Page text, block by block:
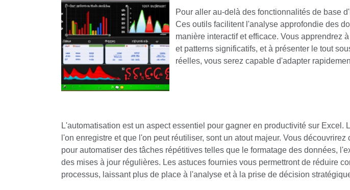
Pour aller au-delà des fonctionnalités de base
Ces outils facilitent l'analyse approfondie des
manière interactif et efficace. Vous apprendrez
et patterns significatifs, et à présenter le tout
réelles, vous serez capable d'adapter
L'automatisation est un aspect essentiel pour gagner en productivité sur Excel.
l'on enregistre et que l'on peut réutiliser, sont un atout majeur. Vous
pour automatiser des tâches répétitives telles que le formatage des données,
des mises à jour régulières. Les astuces fournies vous permettront de réduire
processus, laissant plus de place à l'analyse et à la prise de décision